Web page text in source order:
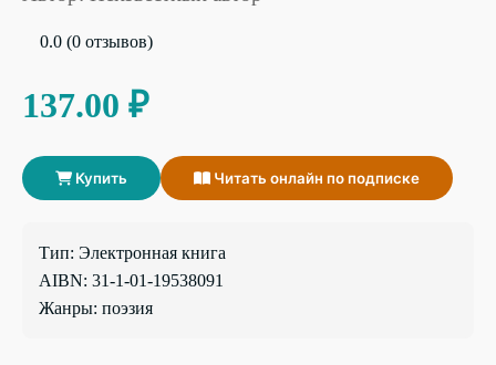
0.0 (0 отзывов)
137.00 ₽
Купить Читать онлайн по подписке
Тип: Электронная книга
AIBN: 31-1-01-19538091
Жанры: поэзия